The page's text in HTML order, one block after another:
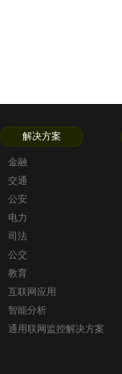
解决方案
金融
交通
公安
电力
司法
公交
教育
互联网应用
智能分析
通用联网监控解决方案